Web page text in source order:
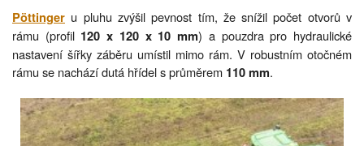
Pöttinger u pluhu zvýšil pevnost tím, že snížil počet otvorů v
rámu (profil 120 x 120 x 10 mm) a pouzdra pro hydraulické
nastavení šířky záběru umístil mimo rám. V robustním otočném
rámu se nachází dutá hřídel s průměrem 110 mm.